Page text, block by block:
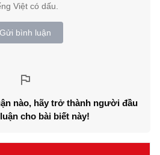
Việt có dấu.
Gửi bình luận
nào, hãy trở thành người đầu
cho bài biết này!